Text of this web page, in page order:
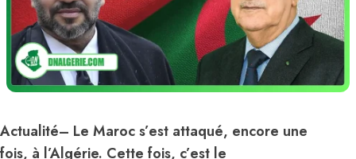
Actualité– Le Maroc s’est attaqué, encore une
fois, à l’Algérie. Cette fois, c’est le